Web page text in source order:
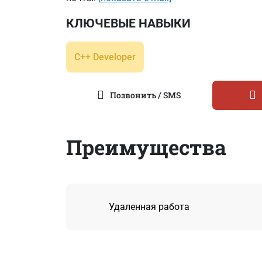
КЛЮЧЕВЫЕ НАВЫКИ
C++ Developer
Позвонить / SMS
Преимущества
Удаленная работа